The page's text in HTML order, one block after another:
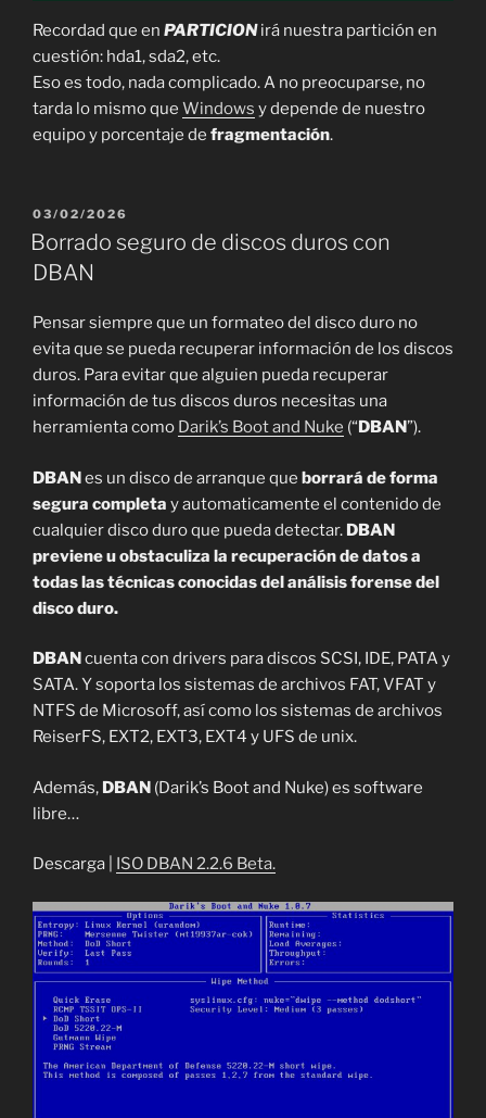
Recordad que en PARTICIONirá nuestra partición en
cuestión: hda1, sda2, etc.
Eso es todo, nada complicado. A no preocuparse, no
tarda lo mismo que Windows y depende de nuestro
equipo y porcentaje de fragmentación.
PUBLICADO
EL
03/02/2026
Borrado seguro de discos duros con
DBAN
Pensar siempre que un formateo del disco duro no
evita que se pueda recuperar información de los discos
duros. Para evitar que alguien pueda recuperar
información de tus discos duros necesitas una
herramienta como Darik’s Boot and Nuke (“DBAN”).
DBANes un disco de arranque que borrará de forma
segura completa y automaticamente el contenido de
cualquier disco duro que pueda detectar. DBAN
previene u obstaculiza la recuperación de datos a
todas las técnicas conocidas del análisis forense del
disco duro.
DBANcuenta con drivers para discos SCSI, IDE, PATA y
SATA. Y soporta los sistemas de archivos FAT, VFAT y
NTFS de Microsoff, así como los sistemas de archivos
ReiserFS, EXT2, EXT3, EXT4 y UFS de unix.
Además, DBAN (Darik’s Boot and Nuke) es software
libre…
Descarga | ISO DBAN 2.2.6 Beta.